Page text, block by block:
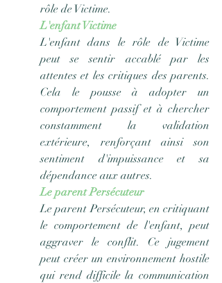
rôle de Victime.
L'enfant Victime
L'enfant dans le rôle de Victime
peut se sentir accablé par les
attentes et les critiques des parents.
Cela le pousse à adopter un
comportement passif et à chercher
constamment la validation
extérieure, renforçant ainsi son
sentiment d'impuissance et sa
dépendance aux autres.
Le parent Persécuteur
Le parent Persécuteur, en critiquant
le comportement de l'enfant, peut
aggraver le conflit. Ce jugement
peut créer un environnement hostile
qui rend difficile la communication